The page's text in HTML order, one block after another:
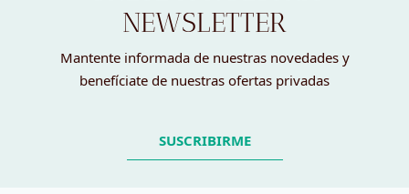
NEWSLETTER
Mantente informada de nuestras novedades y
benefíciate de nuestras ofertas privadas
SUSCRIBIRME